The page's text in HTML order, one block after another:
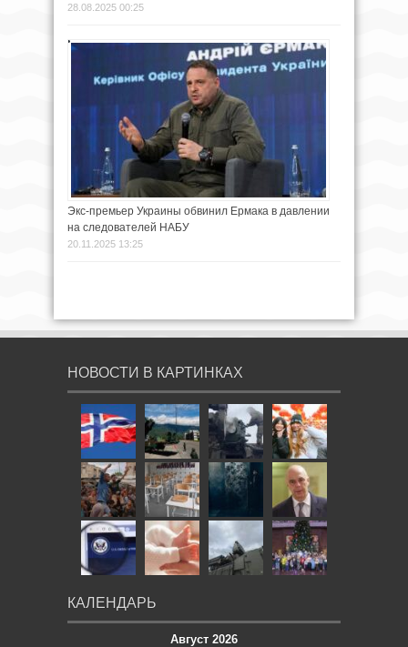
28.08.2025 00:25
Экс-премьер Украины обвинил Ермака в давлении
на следователей НАБУ
20.11.2025 13:25
НОВОСТИ В КАРТИНКАХ
КАЛЕНДАРЬ
Август 2026